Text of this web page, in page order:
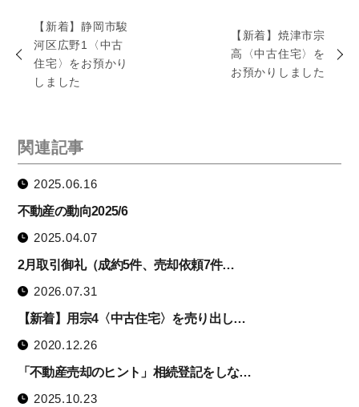
【新着】静岡市駿
河区広野1〈中古
住宅〉をお預かり
しました
【新着】焼津市宗
高〈中古住宅〉を
お預かりしました
関連記事
2025.06.16
不動産の動向2025/6
2025.04.07
2月取引御礼（成約5件、売却依頼7件…
2026.07.31
【新着】用宗4〈中古住宅〉を売り出し…
2020.12.26
「不動産売却のヒント」相続登記をしな…
2025.10.23